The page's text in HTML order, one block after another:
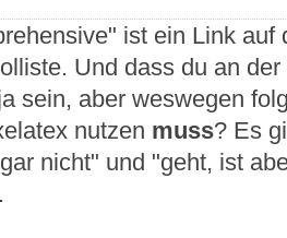
ist ein Link
Und dass du an
sein, aber weswegen
nutzen muss? Es
nicht" und "geht, ist